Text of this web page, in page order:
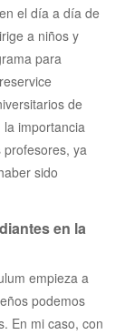
en el día a día de
a niños y
para
de
importancia
ya
sido
en la
empieza a
podemos
En mi caso, con